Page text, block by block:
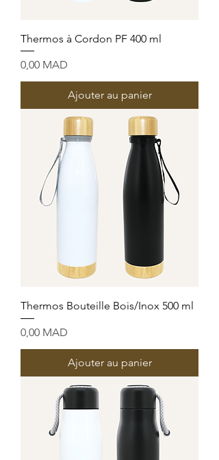
Thermos à Cordon PF 400 ml
Prix
0,00 MAD
Ajouter au panier
Thermos Bouteille Bois/Inox 500 ml
Prix
0,00 MAD
Ajouter au panier